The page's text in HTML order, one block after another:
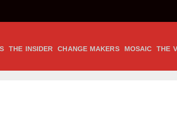
THE INSIDER CHANGE MAKERS MOSAIC THE